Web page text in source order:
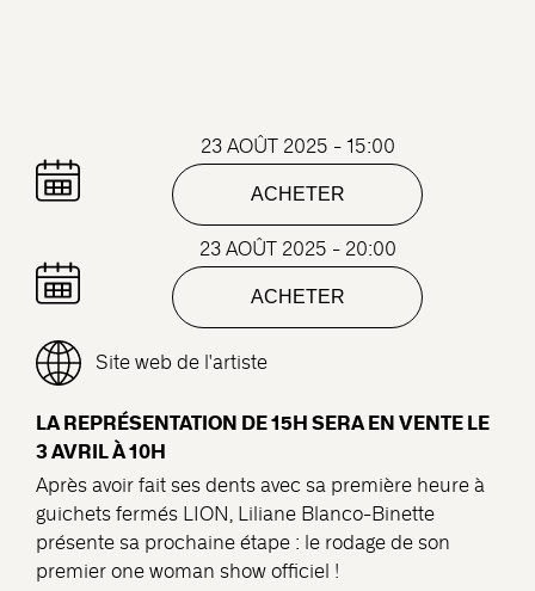
23 AOÛT 2025 - 15:00
ACHETER
23 AOÛT 2025 - 20:00
ACHETER
Site web de l'artiste
LA REPRÉSENTATION DE 15H SERA EN VENTE LE
3 AVRIL À 10H
Après avoir fait ses dents avec sa première heure à
guichets fermés LION, Liliane Blanco-Binette
présente sa prochaine étape : le rodage de son
premier one woman show officiel !